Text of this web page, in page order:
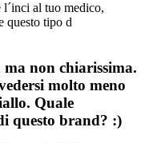
al tuo medico,
questo tipo d
non chiarissima.
molto meno
Quale
questo brand? :)